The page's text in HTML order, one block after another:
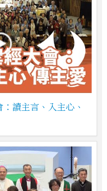
讀主言、入主心、